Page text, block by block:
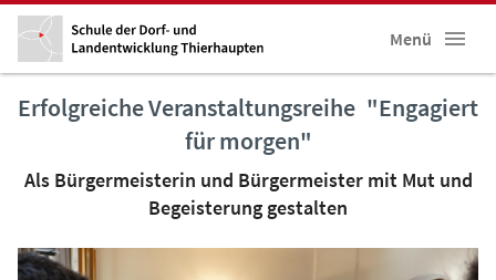
Menü
Erfolgreiche Veranstaltungsreihe "Engagiert
für morgen"
Als Bürgermeisterin und Bürgermeister mit Mut und
Begeisterung gestalten